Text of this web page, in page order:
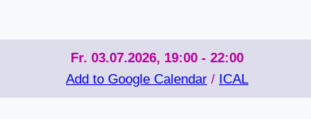
Fr. 03.07.2026, 19:00 - 22:00
Add to Google Calendar / ICAL